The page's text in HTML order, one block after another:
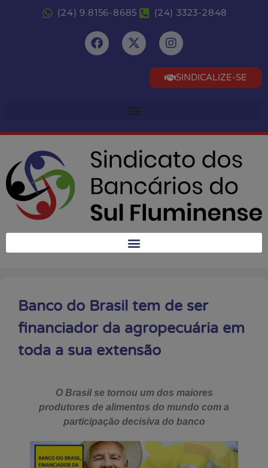
(24) 9.8156-8685 (24) 3323-2848
SINDICALIZE-SE
Banco do Brasil tem de ser
financiador da agropecuária em
toda a sua extensão
O Brasil se tornou um dos maiores
produtores de alimentos do mundo com a
participação decisiva do banco